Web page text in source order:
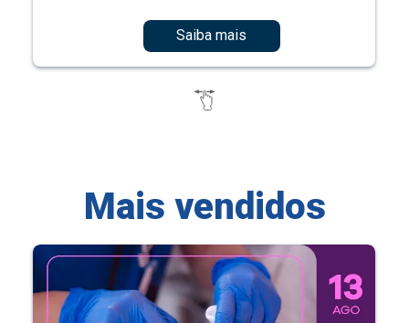
Saiba mais
Mais vendidos